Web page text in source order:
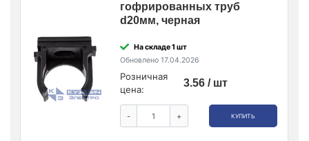
гофрированных труб
d20мм, черная
На складе 1 шт
Обновлено 17.04.2026
Розничная
цена:
3.56 / шт
- + КУПИТЬ